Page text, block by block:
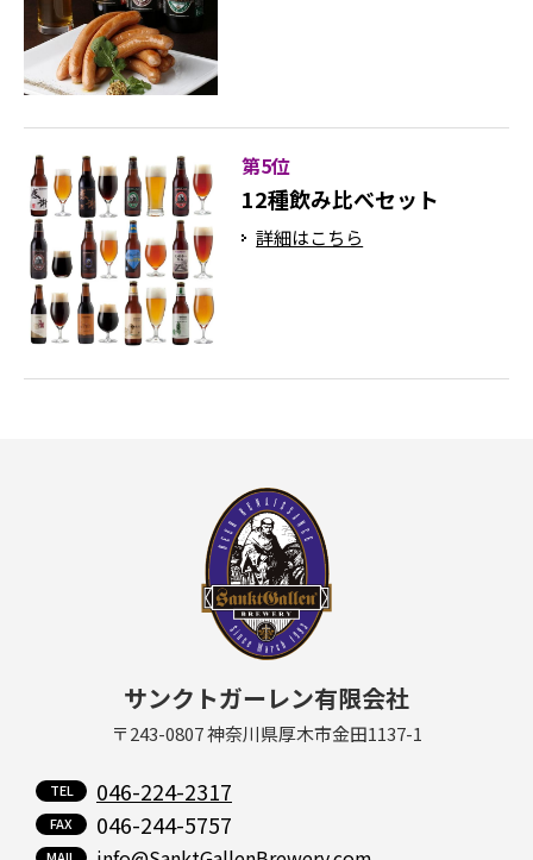
第5位
12種飲み比べセット
詳細はこちら
サンクトガーレン有限会社
〒243-0807 神奈川県厚木市金田1137-1
046-224-2317
046-244-5757